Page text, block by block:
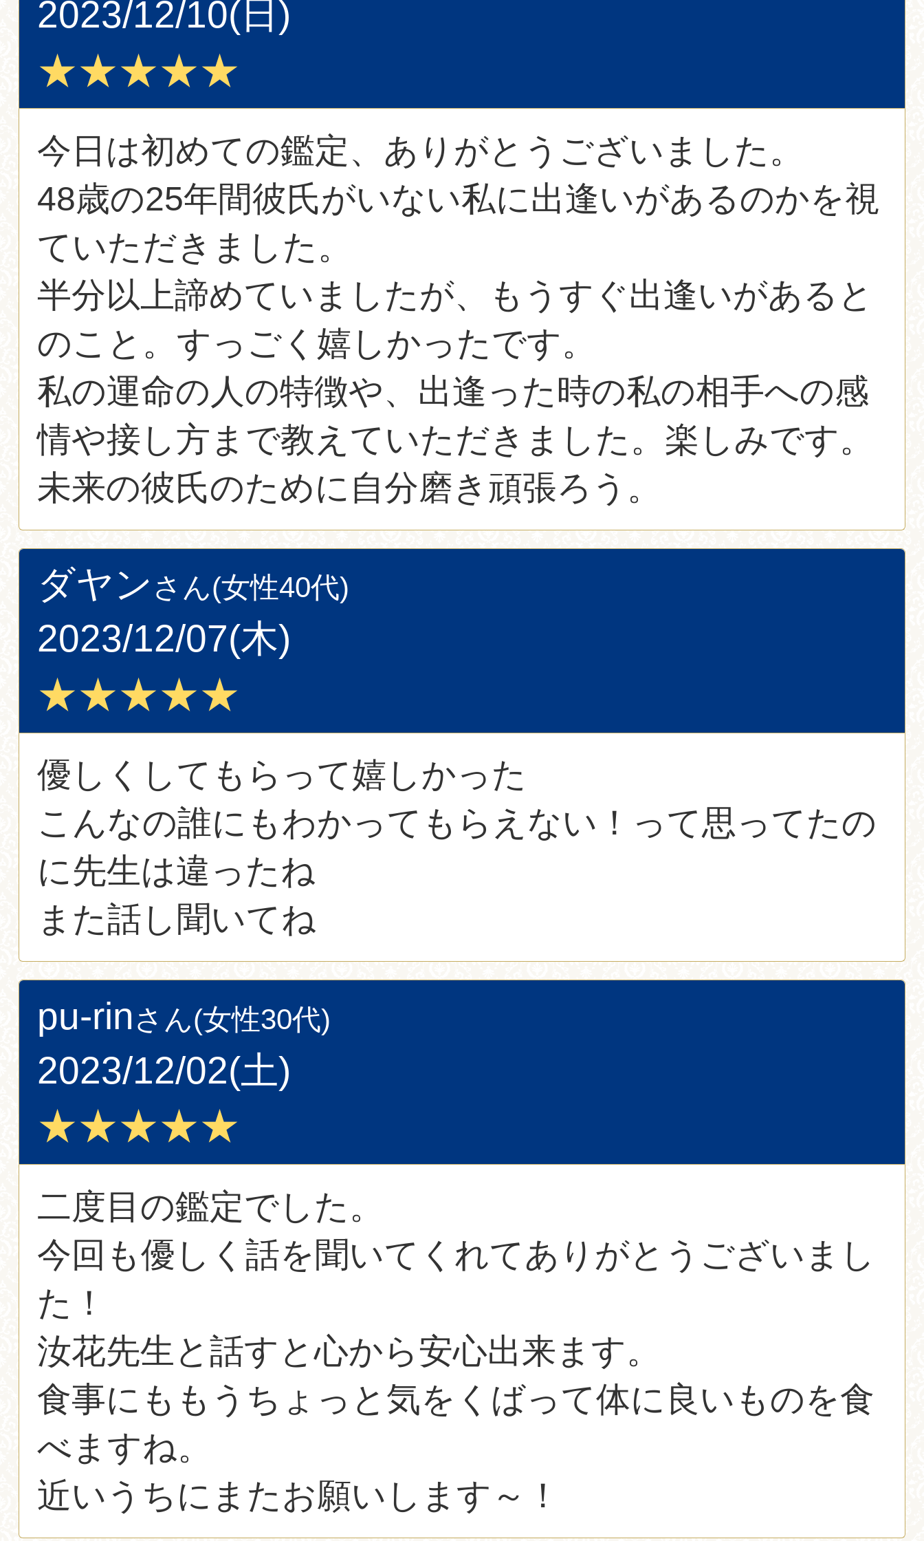
2023/12/10(日)
★★★★★
今日は初めての鑑定、ありがとうございました。
48歳の25年間彼氏がいない私に出逢いがあるのかを視
ていただきました。
半分以上諦めていましたが、もうすぐ出逢いがあると
のこと。すっごく嬉しかったです。
私の運命の人の特徴や、出逢った時の私の相手への感
情や接し方まで教えていただきました。楽しみです。
未来の彼氏のために自分磨き頑張ろう。
ダヤン さん(女性40代)
2023/12/07(木)
★★★★★
優しくしてもらって嬉しかった
こんなの誰にもわかってもらえない！って思ってたの
に先生は違ったね
また話し聞いてね
pu-rinさん(女性30代)
2023/12/02(土)
★★★★★
二度目の鑑定でした。
今回も優しく話を聞いてくれてありがとうございまし
た！
汝花先生と話すと心から安心出来ます。
食事にももうちょっと気をくばって体に良いものを食
べますね。
近いうちにまたお願いします～！